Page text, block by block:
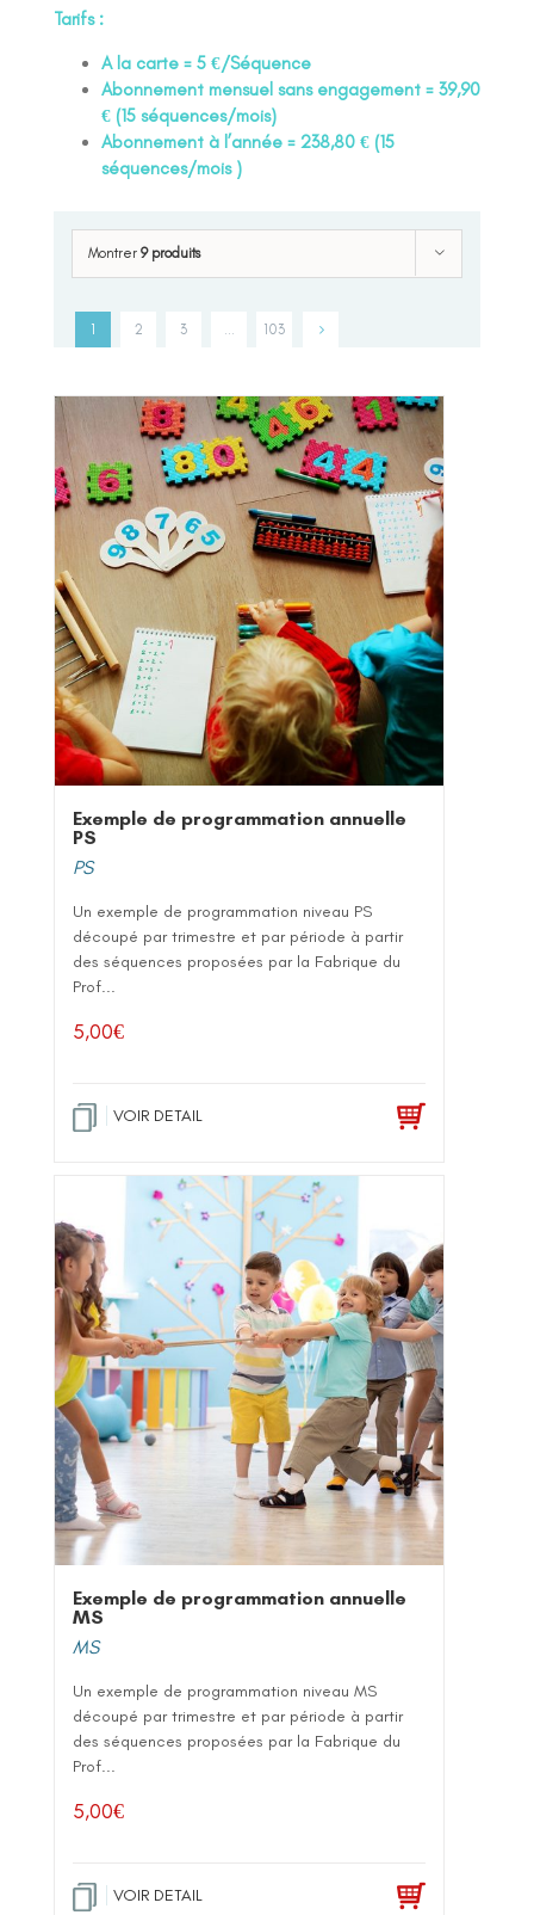
Tarifs :
A la carte = 5 €/Séquence
Abonnement mensuel sans engagement = 39,90
€ (15 séquences/mois)
Abonnement à l’année = 238,80 € (15
séquences/mois )
Montrer 9 produits
1 2 3 103
Exemple de programmation annuelle
PS
PS
Un exemple de programmation niveau PS
découpé par trimestre et par période à partir
des séquences proposées par la Fabrique du
Prof...
5,00€
VOIR DETAIL
Exemple de programmation annuelle
MS
MS
Un exemple de programmation niveau MS
découpé par trimestre et par période à partir
des séquences proposées par la Fabrique du
Prof...
5,00€
VOIR DETAIL